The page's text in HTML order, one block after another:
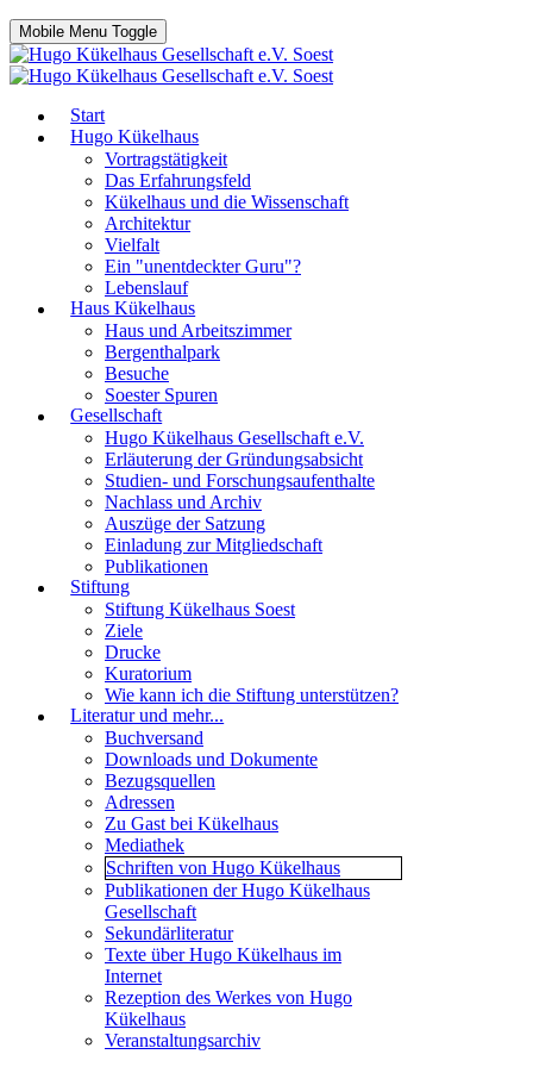
Mobile Menu Toggle
Start
Hugo Kükelhaus
Vortragstätigkeit
Das Erfahrungsfeld
Kükelhaus und die Wissenschaft
Architektur
Vielfalt
Ein "unentdeckter Guru"?
Lebenslauf
Haus Kükelhaus
Haus und Arbeitszimmer
Bergenthalpark
Besuche
Soester Spuren
Gesellschaft
Hugo Kükelhaus Gesellschaft e.V.
Erläuterung der Gründungsabsicht
Studien- und Forschungsaufenthalte
Nachlass und Archiv
Auszüge der Satzung
Einladung zur Mitgliedschaft
Publikationen
Stiftung
Stiftung Kükelhaus Soest
Ziele
Drucke
Kuratorium
Wie kann ich die Stiftung unterstützen?
Literatur und mehr...
Buchversand
Downloads und Dokumente
Bezugsquellen
Adressen
Zu Gast bei Kükelhaus
Mediathek
Schriften von Hugo Kükelhaus
Publikationen der Hugo Kükelhaus
Gesellschaft
Sekundärliteratur
Texte über Hugo Kükelhaus im
Internet
Rezeption des Werkes von Hugo
Kükelhaus
Veranstaltungsarchiv